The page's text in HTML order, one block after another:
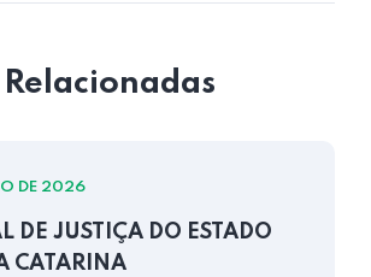
DE 2026
DE JUSTIÇA DO ESTADO
CATARINA